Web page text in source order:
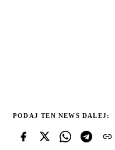
PODAJ TEN NEWS DALEJ: